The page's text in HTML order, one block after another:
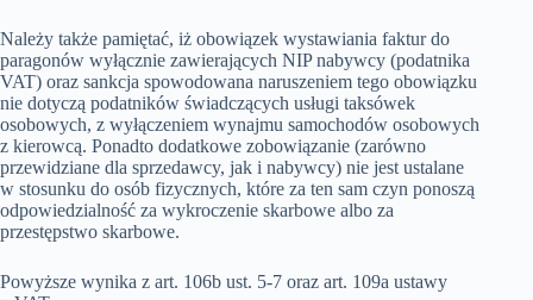
Należy także pamiętać, iż obowiązek wystawiania faktur do
paragonów wyłącznie zawierających NIP nabywcy (podatnika
VAT) oraz sankcja spowodowana naruszeniem tego obowiązku
nie dotyczą podatników świadczących usługi taksówek
osobowych, z wyłączeniem wynajmu samochodów osobowych
z kierowcą. Ponadto dodatkowe zobowiązanie (zarówno
przewidziane dla sprzedawcy, jak i nabywcy) nie jest ustalane
w stosunku do osób fizycznych, które za ten sam czyn ponoszą
odpowiedzialność za wykroczenie skarbowe albo za
przestępstwo skarbowe.
Powyższe wynika z art. 106b ust. 5-7 oraz art. 109a ustawy